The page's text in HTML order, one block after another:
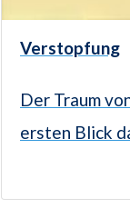
Verstopfung
Der Traum
ersten Blick